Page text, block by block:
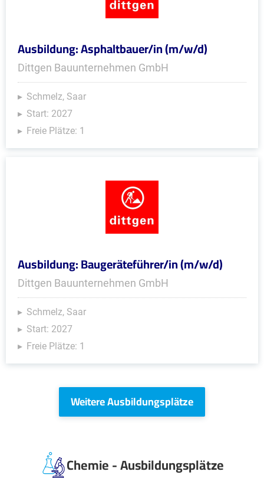
Ausbildung: Asphaltbauer/in (m/w/d)
Dittgen Bauunternehmen GmbH
Schmelz, Saar
Start: 2027
Freie Plätze: 1
Ausbildung: Baugeräteführer/in (m/w/d)
Dittgen Bauunternehmen GmbH
Schmelz, Saar
Start: 2027
Freie Plätze: 1
Weitere Ausbildungsplätze
Chemie - Ausbildungsplätze